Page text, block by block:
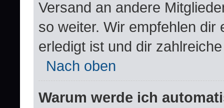
Versand an andere
so weiter. Wir empfehlen dir
erledigt ist und dir
Nach oben
Warum werde ich